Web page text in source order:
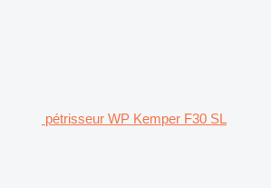
pétrisseur WP Kemper F30 SL